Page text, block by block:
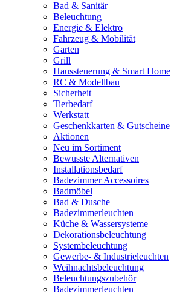
Bad & Sanitär
Beleuchtung
Energie & Elektro
Fahrzeug & Mobilität
Garten
Grill
Haussteuerung & Smart Home
RC & Modellbau
Sicherheit
Tierbedarf
Werkstatt
Geschenkkarten & Gutscheine
Aktionen
Neu im Sortiment
Bewusste Alternativen
Installationsbedarf
Badezimmer Accessoires
Badmöbel
Bad & Dusche
Badezimmerleuchten
Küche & Wassersysteme
Dekorationsbeleuchtung
Systembeleuchtung
Gewerbe- & Industrieleuchten
Weihnachtsbeleuchtung
Beleuchtungszubehör
Badezimmerleuchten